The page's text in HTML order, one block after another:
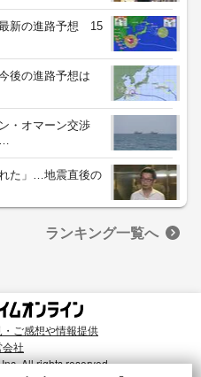
新の進路予想 15
後の進路予想は
・オマーン交渉
…
た」…地震直後の
ランキング一覧へ
ご感想や情報提供
社
All rights reserved.